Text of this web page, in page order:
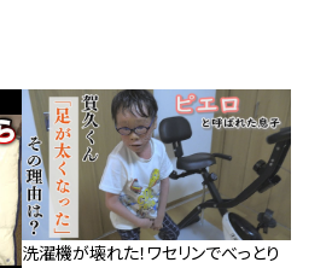
洗濯機が壊れた！ワセリンでべっとり